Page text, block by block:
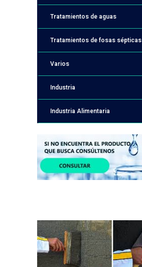
Tratamientos de aguas
Tratamientos de fosas sépticas
Varios
Industria
Industria Alimentaria